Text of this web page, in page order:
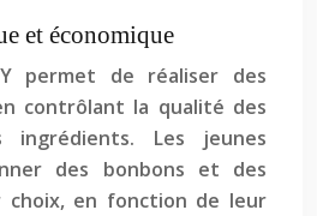
et économique
permet de réaliser des
contrôlant la qualité des
Les jeunes
des bonbons et des
choix, en fonction de leur